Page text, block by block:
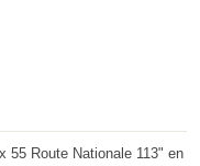
55 Route Nationale 113" en